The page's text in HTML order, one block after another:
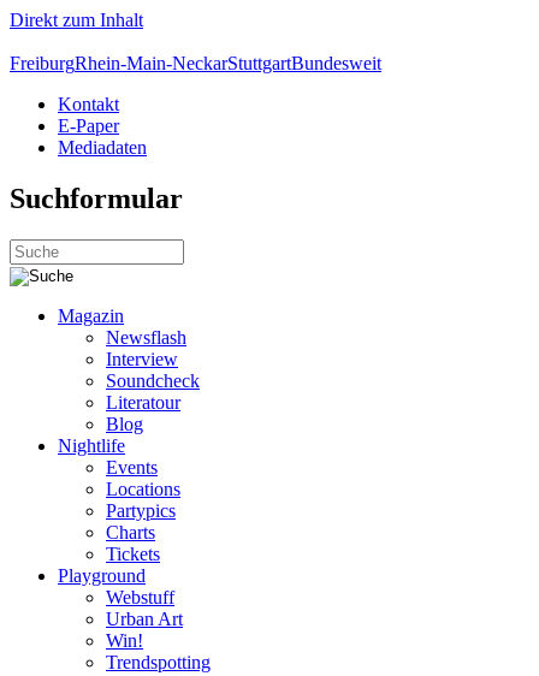
Direkt zum Inhalt
FreiburgRhein-Main-NeckarStuttgartBundesweit
Kontakt
E-Paper
Mediadaten
Suchformular
Magazin
Newsflash
Interview
Soundcheck
Literatour
Blog
Nightlife
Events
Locations
Partypics
Charts
Tickets
Playground
Webstuff
Urban Art
Win!
Trendspotting